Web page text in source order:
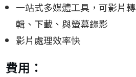
一站式多媒體工具，可影片
輯、下載、與螢幕錄影
影片處理效率快
費用：